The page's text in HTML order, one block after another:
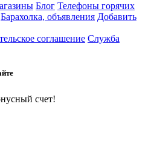
Блог Телефоны горячих
Барахолка, объявления Добавить
соглашение Служба
счет!